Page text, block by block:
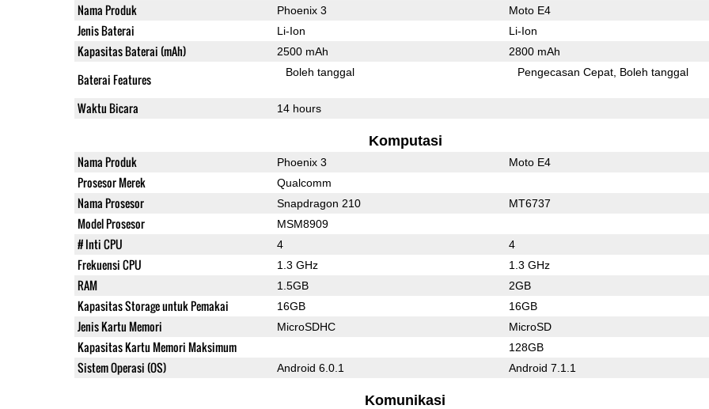
Nama Produk Phoenix 3 Moto E4
Jenis Baterai Li-Ion Li-Ion
Kapasitas Baterai (mAh) 2500 mAh 2800 mAh
Baterai Features Boleh tanggal Pengecasan Cepat Boleh tanggal
Waktu Bicara 14 hours
Komputasi
Nama Produk Phoenix 3 Moto E4
Prosesor Merek Qualcomm
Nama Prosesor Snapdragon 210 MT6737
Model Prosesor MSM8909
# Inti CPU 4 4
Frekuensi CPU 1.3 GHz 1.3 GHz
RAM 1.5GB 2GB
Kapasitas Storage untuk Pemakai 16GB 16GB
Jenis Kartu Memori MicroSDHC MicroSD
Kapasitas Kartu Memori Maksimum 128GB
Sistem Operasi (OS) Android 6.0.1 Android 7.1.1
Komunikasi